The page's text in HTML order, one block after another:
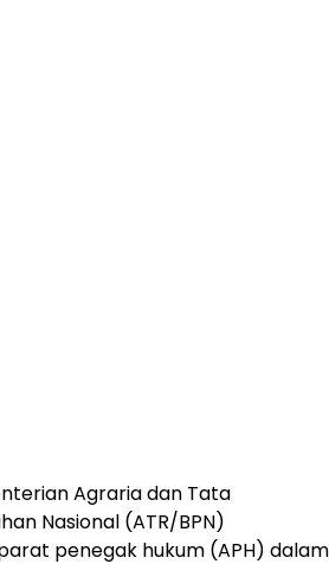
Agraria dan Tata
Nasional (ATR/BPN)
penegak hukum (APH) dalam